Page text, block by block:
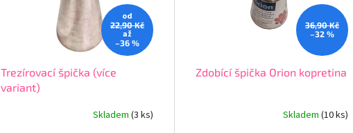
od
22,90 Kč
až
–36 %
Trezírovací špička (více
variant)
Skladem (3 ks)
36,90 Kč
–32 %
Zdobící špička Orion kopretina
Skladem (10 ks)